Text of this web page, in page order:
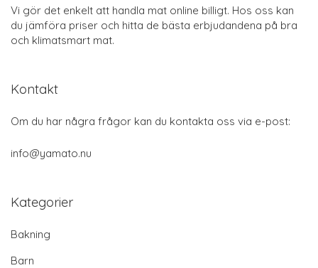
Vi gör det enkelt att handla mat online billigt. Hos oss kan
du jämföra priser och hitta de bästa erbjudandena på bra
och klimatsmart mat.
Kontakt
Om du har några frågor kan du kontakta oss via e-post:
info@yamato.nu
Kategorier
Bakning
Barn